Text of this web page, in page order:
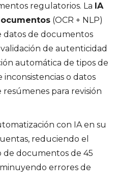
regulatorios. La IA
(OCR + NLP)
datos de documentos
de autenticidad
automática de tipos de
o datos
para revisión
con IA en su
reduciendo el
documentos de 45
errores de